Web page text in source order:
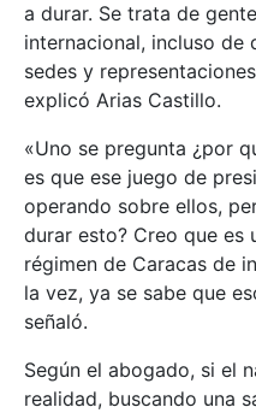
a durar. Se trata de
internacional, incluso de
sedes y
explicó Arias Castillo.
«Uno se pregunta ¿por
es que ese juego de
operando sobre ellos,
durar esto? Creo que es
régimen de Caracas de
la vez, ya se sabe que
señaló.
Según el abogado, si el
realidad, buscando una